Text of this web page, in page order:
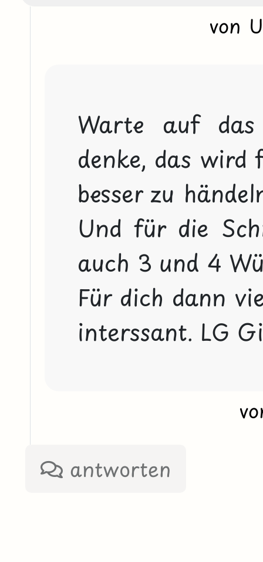
von
Warte auf
denke, das wird
besser zu
Und für die
auch 3 und 4
Für dich dann
interssant. LG
antworten